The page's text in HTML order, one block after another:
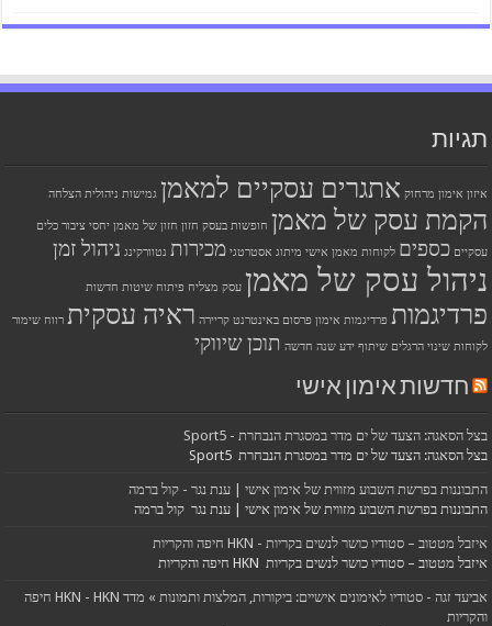
תגיות
איזון אימון מרחוק אתגרים עסקיים למאמן גמישות ניהולית הצלחה
הקמת עסק של מאמן חופשות בעסק חזון חזון של מאמן יחסי ציבור כלים
עסקיים כספים לקוחות מאמן אישי מיתוג אסטרטגי מכירות נטוורקינג ניהול זמן
ניהול עסק של מאמן עסק מצליח פיתוח שיטות חדשות
פרדיגמות פרדיגמות אימון פרסום באינטרנט קריירה ראיה עסקית רווח שימור
לקוחות שינוי הרגלים שיתוף ידע שנה חדשה תוכן שיווקי
חדשות אימון אישי
בצל הסאגה: הצעד של ים מדר במסגרת הנבחרת - Sport5
בצל הסאגה: הצעד של ים מדר במסגרת הנבחרת Sport5
התבוננות בפרשת השבוע מזווית של אימון אישי | ענת נגר - קול ברמה
התבוננות בפרשת השבוע מזווית של אימון אישי | ענת נגר קול ברמה
איזבל מטטוב – סטודיו כושר לנשים בקריות - HKN חיפה והקריות
איזבל מטטוב – סטודיו כושר לנשים בקריות HKN חיפה והקריות
אביעד זגה - סטודיו לאימונים אישיים: ביקורות, המלצות ותמונות » מדד HKN - HKN חיפה
והקריות